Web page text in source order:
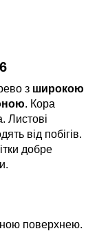
з широкою
. Кора
Листові
від побігів.
добре
поверхнею.